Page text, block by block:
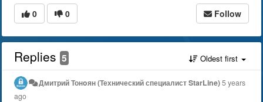
0 0 Follow
Replies 5 Oldest first
Дмитрий Тонoян (Технический специалист StarLine)5 years
ago